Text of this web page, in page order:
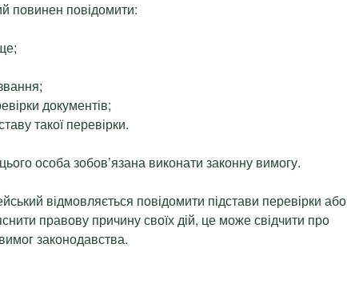
повинен повідомити:
документів;
такої перевірки.
особа зобов’язана виконати законну вимогу.
відмовляється повідомити підстави перевірки або
правову причину своїх дій, це може свідчити про
законодавства.